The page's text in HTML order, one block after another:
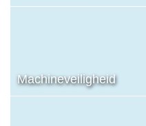
Machineveiligheid